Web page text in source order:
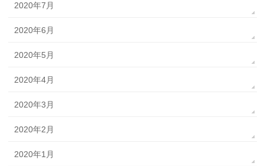
2020年7月
2020年6月
2020年5月
2020年4月
2020年3月
2020年2月
2020年1月